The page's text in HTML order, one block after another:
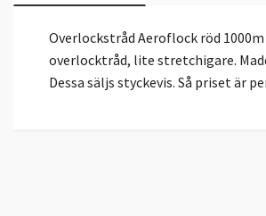
Overlockstråd Aeroflock röd 1000m
overlocktråd, lite stretchigare.
Dessa säljs styckevis. Så priset är